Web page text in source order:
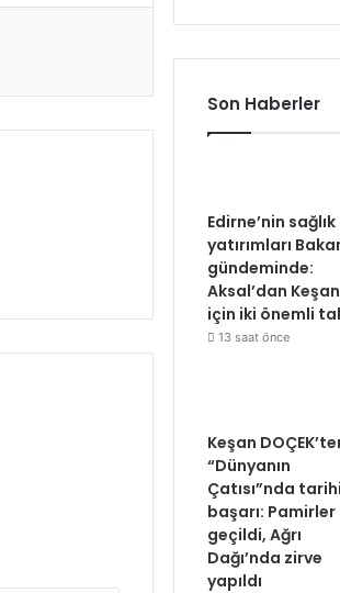
Son Haberler
Edirne’nin sağlık
yatırımları
gündeminde:
Aksal’dan Keşan
için iki önemli
13 saat önce
Keşan
“Dünyanın
Çatısı”nda tarihi
başarı: Pamirler
geçildi, Ağrı
Dağı’nda zirve
yapıldı